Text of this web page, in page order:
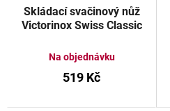
Skládací svačinový nůž
Victorinox Swiss Classic
oranžový
Na objednávku
519 Kč